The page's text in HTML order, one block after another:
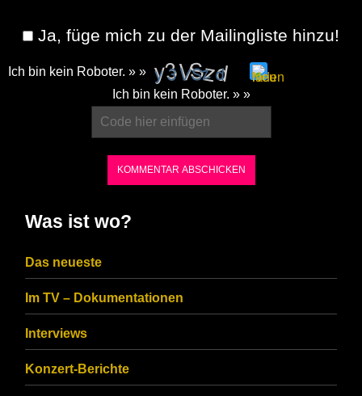
Ja, füge mich zu der Mailingliste hinzu!
Ich bin kein Roboter. » »
CAPTCHA
ensure
that
you
are
Ich bin kein Roboter. » »
Was ist wo?
Das neueste
Im TV – Dokumentationen
Interviews
Konzert-Berichte